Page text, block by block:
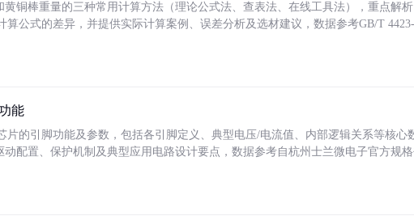
黄铜棒重量的三种常用计算方法（理论公式法、查表法、在线工具法），重点解
算公式的差异，并提供实际计算案例、误差分析及选材建议，数据参考GB/T
能
片的引脚功能及参数，包括各引脚定义、典型电压/电流值、内部逻辑关系等核心
动配置、保护机制及典型应用电路设计要点，数据参考自杭州士兰微电子官方规